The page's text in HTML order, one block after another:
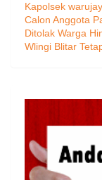
Kapolsek
Calon Anggota
Ditolak Warga
Wlingi Blitar